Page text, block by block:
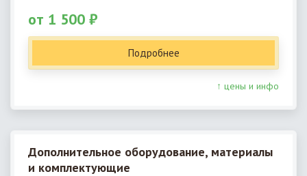
от 1 500 ₽
Подробнее
↑ цены и инфо
Дополнительное оборудование, материалы
и комплектующие